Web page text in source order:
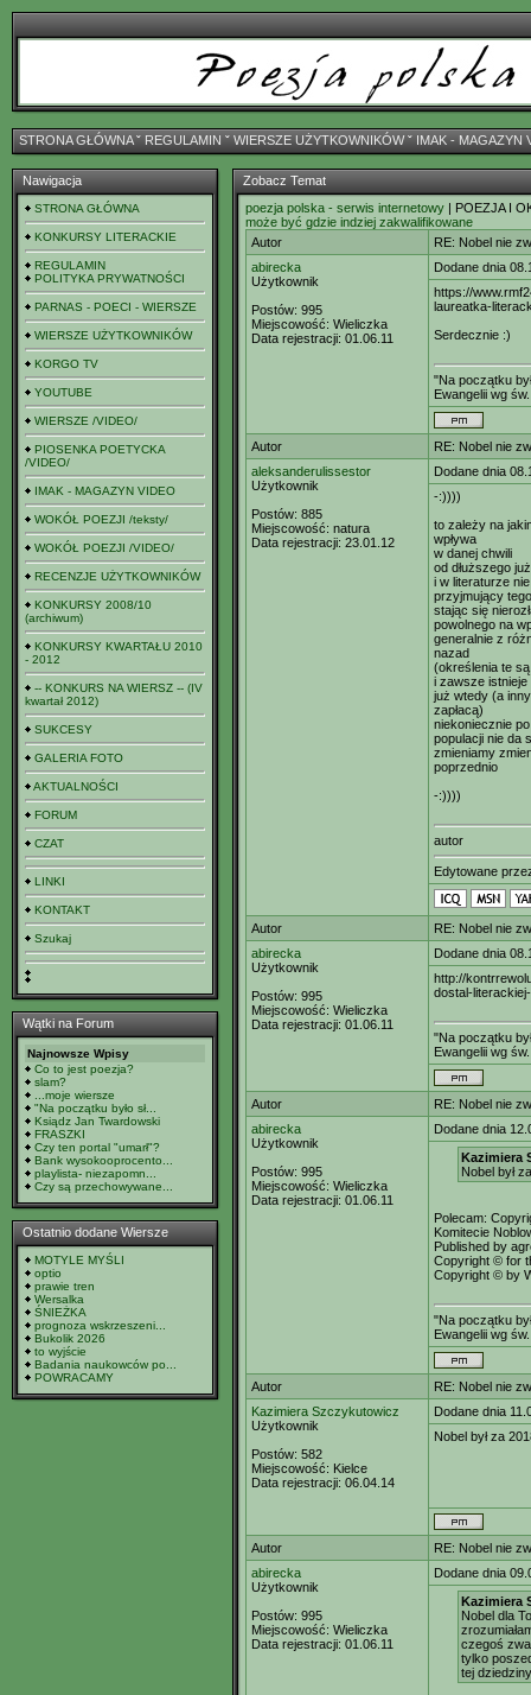
STRONA GŁÓWNAˇ REGULAMIN ˇ WIERSZE UŻYTKOWNIKÓWˇ IMAK - MAGAZYN
Nawigacja
STRONA GŁÓWNA
KONKURSY LITERACKIE
REGULAMIN
POLITYKA PRYWATNOŚCI
PARNAS - POECI - WIERSZE
WIERSZE UŻYTKOWNIKÓW
KORGO TV
YOUTUBE
WIERSZE /VIDEO/
PIOSENKA POETYCKA
/VIDEO/
IMAK - MAGAZYN VIDEO
WOKÓŁ POEZJI /teksty/
WOKÓŁ POEZJI /VIDEO/
RECENZJE UŻYTKOWNIKÓW
KONKURSY 2008/10
(archiwum)
KONKURSY KWARTAŁU 2010
- 2012
-- KONKURS NA WIERSZ -- (IV
kwartał 2012)
SUKCESY
GALERIA FOTO
AKTUALNOŚCI
FORUM
CZAT
LINKI
KONTAKT
Szukaj
Wątki na Forum
Najnowsze Wpisy
Co to jest poezja?
slam?
...moje wiersze
"Na początku było sł...
Ksiądz Jan Twardowski
FRASZKI
Czy ten portal "umarł"?
Bank wysokooprocento...
playlista- niezapomn...
Czy są przechowywane...
Ostatnio dodane Wiersze
MOTYLE MYŚLI
optio
prawie tren
Wersalka
ŚNIEŻKA
prognoza wskrzeszeni...
Bukolik 2026
to wyjście
Badania naukowców po...
POWRACAMY
Zobacz Temat
poezja polska - serwis internetowy | POEZJA I
może być gdzie indziej zakwalifikowane
Autor
RE: Nobel nie
abirecka
Użytkownik
Postów: 995
Miejscowość: Wieliczka
Data rejestracji: 01.06.11
Dodane dnia
https://
laureatka-
Serdecznie :)
"Na początku
Ewangelii wg
Autor
RE: Nobel nie
aleksanderulissestor
Użytkownik
Postów: 885
Miejscowość: natura
Data rejestracji: 23.01.12
Dodane dnia
-:))))
to zależy na
wpływa
w danej chwili
od dłuższego
i w literaturze
przyjmujący
stając się
powolnego na
generalnie z
nazad
(określenia te
i zawsze
już wtedy (a
zapłacą)
niekoniecznie
populacji nie da
zmieniamy
poprzednio
-:))))
autor
Edytowane
Autor
RE: Nobel nie
abirecka
Użytkownik
Postów: 995
Miejscowość: Wieliczka
Data rejestracji: 01.06.11
Dodane dnia
http://
dostal-
"Na początku
Ewangelii wg
Autor
RE: Nobel nie
abirecka
Użytkownik
Postów: 995
Miejscowość: Wieliczka
Data rejestracji: 01.06.11
Dodane dnia
Kazimiera
Nobel był
Polecam:
Komitecie
Published by
Copyright © for
Copyright © by
"Na początku
Ewangelii wg
Autor
RE: Nobel nie
Kazimiera Szczykutowicz
Użytkownik
Postów: 582
Miejscowość: Kielce
Data rejestracji: 06.04.14
Dodane dnia
Nobel był za
Autor
RE: Nobel nie
abirecka
Użytkownik
Postów: 995
Miejscowość: Wieliczka
Data rejestracji: 01.06.11
Dodane dnia
Kazimiera
Nobel dla
czegoś
tylko
tej